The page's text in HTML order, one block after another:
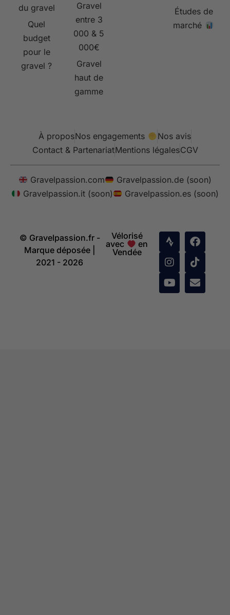
du gravel
Quel
budget
pour le
gravel ?
Gravel
entre 3
000 & 5
000€
Gravel
haut de
gamme
Études de
marché
À proposNos engagements
Nos avis
Contact & PartenariatMentions légalesCGV
Gravelpassion.com
Gravelpassion.de (soon)
Gravelpassion.it (soon)
Gravelpassion.es (soon)
© Gravelpassion.fr -
Marque déposée |
2021 - 2026
Vélorisé
avec
en
Vendée